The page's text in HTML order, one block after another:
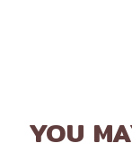
YOU